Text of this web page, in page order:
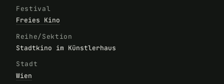
Festival
Freies Kino
Reihe/Sektion
Stadtkino im Künstlerhaus
Stadt
Wien